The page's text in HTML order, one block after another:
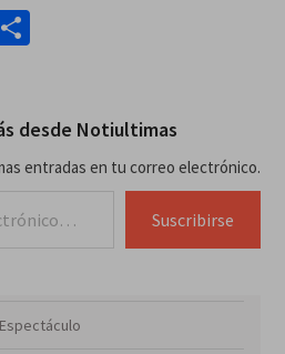
Compartir
desde Notiultimas
entradas en tu correo electrónico.
Suscribirse
Espectáculo